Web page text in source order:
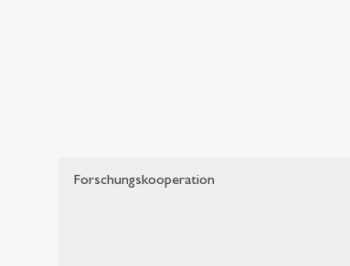
Forschungskooperation